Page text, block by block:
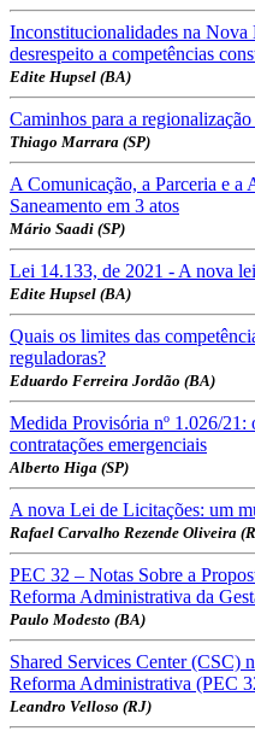
Inconstitucionalidades na Nova
desrespeito a competências
Edite Hupsel (BA)
Caminhos para a
Thiago Marrara (SP)
A Comunicação, a Parceria e
Saneamento em 3 atos
Mário Saadi (SP)
Lei 14.133, de 2021 - A nova
Edite Hupsel (BA)
Quais os limites das
reguladoras?
Eduardo Ferreira Jordão (BA)
Medida Provisória nº 1.026/21:
contratações emergenciais
Alberto Higa (SP)
A nova Lei de Licitações: um
Rafael Carvalho Rezende Oliveira
PEC 32 – Notas Sobre a
Reforma Administrativa da
Paulo Modesto (BA)
Shared Services Center (CSC)
Reforma Administrativa (PEC
Leandro Velloso (RJ)